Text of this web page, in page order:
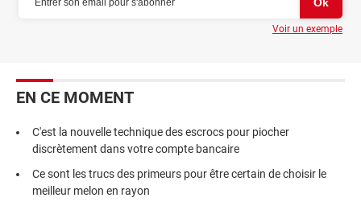
Voir un exemple
EN CE MOMENT
C'est la nouvelle technique des escrocs pour piocher
discrètement dans votre compte bancaire
Ce sont les trucs des primeurs pour être certain de choisir le
meilleur melon en rayon